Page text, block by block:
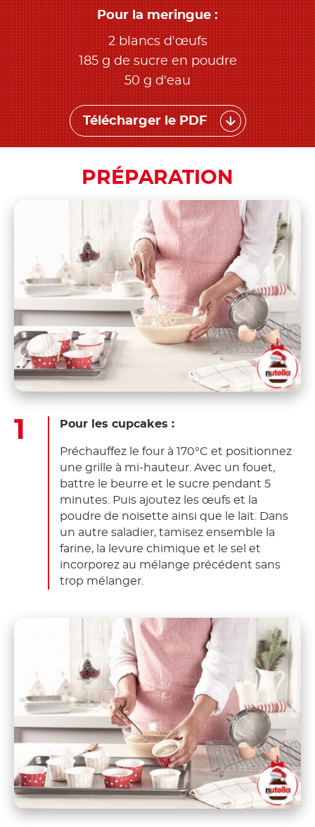
Pour la meringue :
2 blancs d'œufs
185 g de sucre en poudre
50 g d'eau
Télécharger le PDF
PRÉPARATION
Pour les cupcakes :
Préchauffez le four à 170°C et positionnez
une grille à mi-hauteur. Avec un fouet,
battre le beurre et le sucre pendant 5
minutes. Puis ajoutez les œufs et la
poudre de noisette ainsi que le lait. Dans
un autre saladier, tamisez ensemble la
farine, la levure chimique et le sel et
incorporez au mélange précédent sans
trop mélanger.